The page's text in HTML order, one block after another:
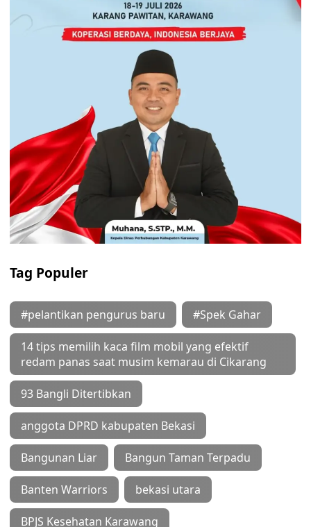
Tag Populer
#pelantikan pengurus baru #Spek Gahar
14 tips memilih kaca film mobil yang efektif
redam panas saat musim kemarau di Cikarang
93 Bangli Ditertibkan
anggota DPRD kabupaten Bekasi
Bangunan Liar Bangun Taman Terpadu
Banten Warriors bekasi utara
BPJS Kesehatan Karawang